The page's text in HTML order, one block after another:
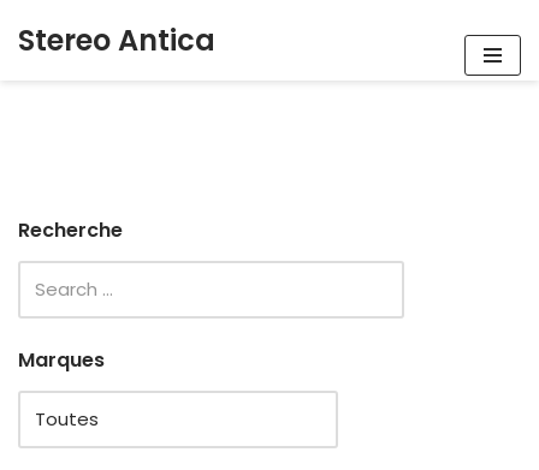
Stereo Antica
Recherche
Marques